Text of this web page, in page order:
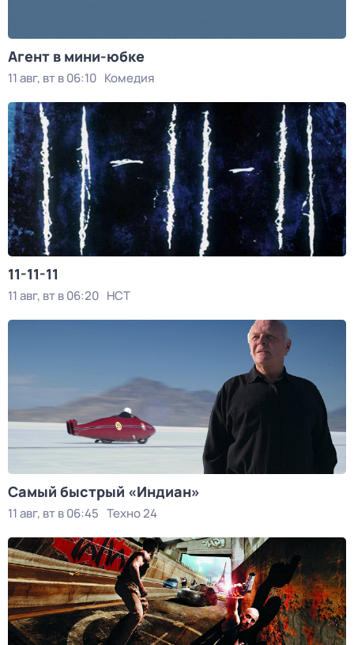
Агент в мини-юбке
11 авг, вт в 06:10 Комедия
11-11-11
11 авг, вт в 06:20 НСТ
Самый быстрый «Индиан»
11 авг, вт в 06:45 Техно 24